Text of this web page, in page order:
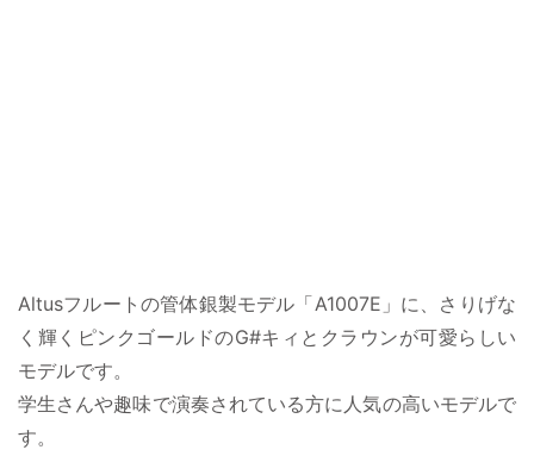
Altusフルートの管体銀製モデル「A1007E」に、さりげな
く輝くピンクゴールドのG#キィとクラウンが可愛らしい
モデルです。
学生さんや趣味で演奏されている方に人気の高いモデルで
す。